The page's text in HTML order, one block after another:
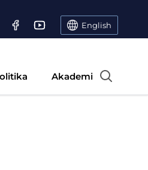
English
Akademi